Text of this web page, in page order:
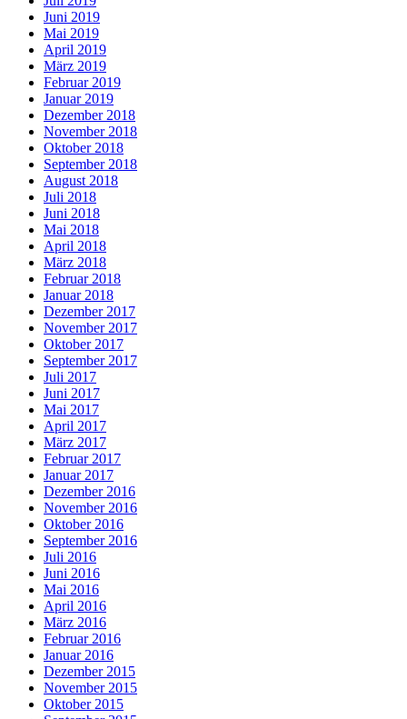
Juni 2019
Mai 2019
April 2019
März 2019
Februar 2019
Januar 2019
Dezember 2018
November 2018
Oktober 2018
September 2018
August 2018
Juli 2018
Juni 2018
Mai 2018
April 2018
März 2018
Februar 2018
Januar 2018
Dezember 2017
November 2017
Oktober 2017
September 2017
Juli 2017
Juni 2017
Mai 2017
April 2017
März 2017
Februar 2017
Januar 2017
Dezember 2016
November 2016
Oktober 2016
September 2016
Juli 2016
Juni 2016
Mai 2016
April 2016
März 2016
Februar 2016
Januar 2016
Dezember 2015
November 2015
Oktober 2015